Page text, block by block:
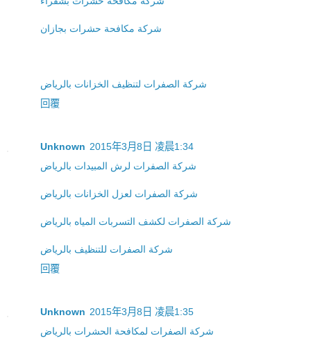
شركة مكافحة حشرات بجازان
شركة الصفرات لتنظيف الخزانات بالرياض
回覆
Unknown 2015年3月8日 凌晨1:34
شركة الصفرات لرش المبيدات بالرياض
شركة الصفرات لعزل الخزانات بالرياض
شركة الصفرات لكشف التسربات المياه بالرياض
شركة الصفرات للتنظيف بالرياض
回覆
Unknown 2015年3月8日 凌晨1:35
شركة الصفرات لمكافحة الحشرات بالرياض